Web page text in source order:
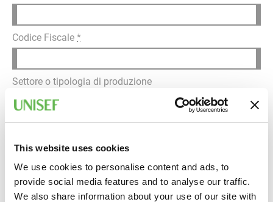
This website uses cookies
We use cookies to personalise content and ads, to
provide social media features and to analyse our traffic.
We also share information about your use of our site with
Codice Fiscale *
Settore o tipologia di produzione
Indirizzo sede legale (Via, Cap, Città, Provincia)
Telefono